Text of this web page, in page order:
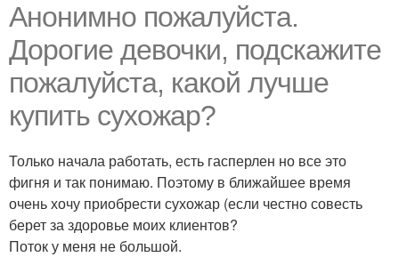
Анонимно пожалуйста.
Дорогие девочки, подскажите
пожалуйста, какой лучше
купить сухожар?
Только начала работать, есть гасперлен но все это
фигня и так понимаю. Поэтому в ближайшее время
очень хочу приобрести сухожар (если честно совесть
берет за здоровье моих клиентов?
Поток у меня не большой.